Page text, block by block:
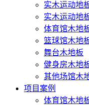
实木运动地
实木运动地
体育馆木地
篮球馆木地
舞台木地板
健身房木地
其他场馆木
项目案例
体育馆木地